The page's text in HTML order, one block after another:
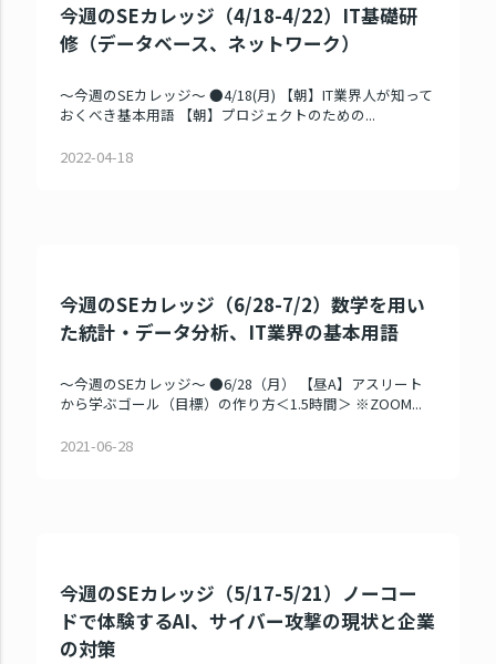
今週のSEカレッジ（4/18-4/22）IT基礎研
修（データベース、ネットワーク）
～今週のSEカレッジ～ ●4/18(月) 【朝】IT業界人が知って
おくべき基本用語 【朝】プロジェクトのための...
2022-04-18
今週のSEカレッジ（6/28-7/2）数学を用い
た統計・データ分析、IT業界の基本用語
～今週のSEカレッジ～ ●6/28（月） 【昼A】アスリート
から学ぶゴール（目標）の作り方＜1.5時間＞ ※ZOOM...
2021-06-28
今週のSEカレッジ（5/17-5/21）ノーコー
ドで体験するAI、サイバー攻撃の現状と企業
の対策